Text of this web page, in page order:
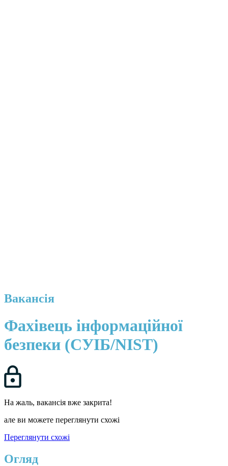
Вакансія
Фахівець інформаційної
безпеки (СУІБ/NIST)
На жаль, вакансія вже закрита!
але ви можете переглянути схожі
Переглянути схожі
Огляд